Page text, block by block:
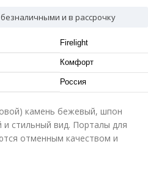
и в рассрочку
Firelight
Комфорт
Россия
камень бежевый, шпон
стильный вид. Порталы для
отменным качеством и